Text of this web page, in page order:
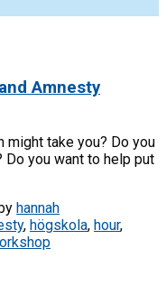
Amnesty
might take you? Do you
you want to help put
by hannah
, högskola, hour,